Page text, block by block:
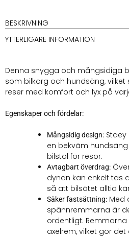
BESKRIVNING
YTTERLIGARE INFORMATION
Denna snygga och mångsidiga
som bilkorg och hundsäng,
reser med komfort och lyx på
Egenskaper och fördelar:
Mångsidig design:
en bekväm
bilstol för resor.
Avtagbart överdrag:
dynan kan enkelt tas
så att bilsätet alltid
Säker fastsättning: Med
spännremmarna är
ordentligt.
axelrem, vilket gör